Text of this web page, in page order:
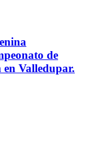
de
en Valledupar.